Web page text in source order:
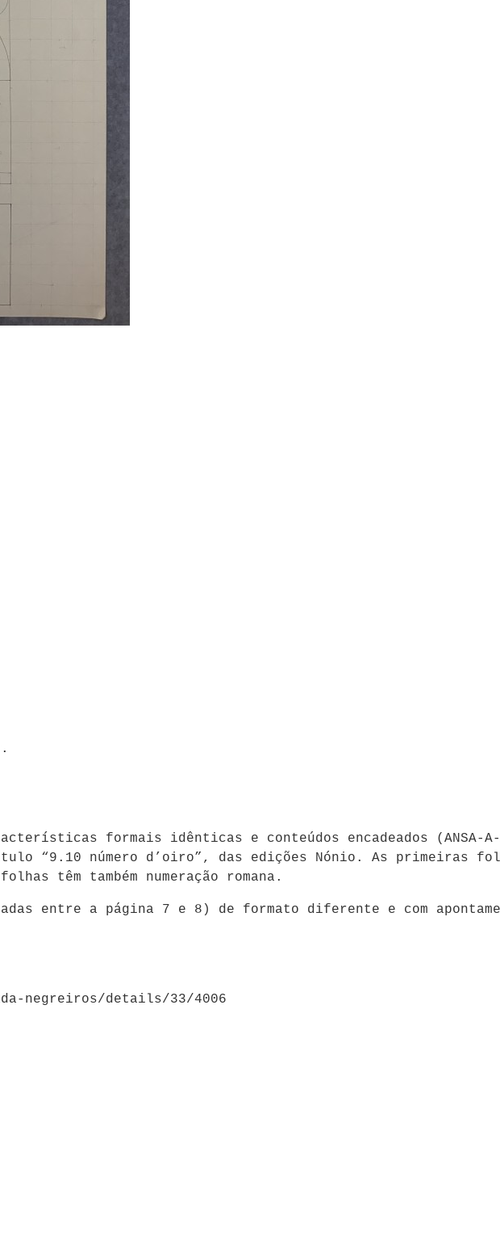
formais idênticas e conteúdos encadeados ( ANSA-
“9.10 número d’oiro”, das edições Nónio. As primeiras
têm também numeração romana.
entre a página 7 e 8) de formato diferente e com
negreiros/details/33/4006